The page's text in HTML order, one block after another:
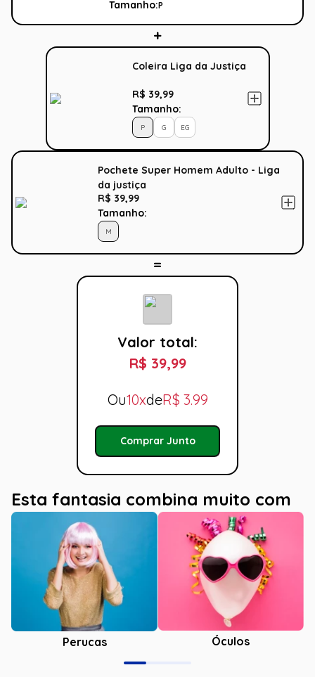
Tamanho:P
Coleira Liga da Justiça
R$ 39,99
Tamanho:
P G EG
Pochete Super Homem Adulto - Liga
da justiça
R$ 39,99
Tamanho:
M
Valor total:
R$ 39,99
Ou10xdeR$ 3.99
Comprar Junto
Esta fantasia combina muito com
Perucas Óculos